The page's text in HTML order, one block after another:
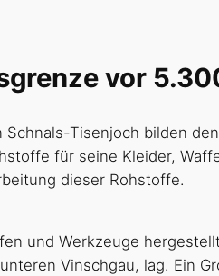
vor
Tisenjoch bilden
für seine Kleider,
dieser Rohstoffe.
und Werkzeuge
Vinschgau, lag. Ein